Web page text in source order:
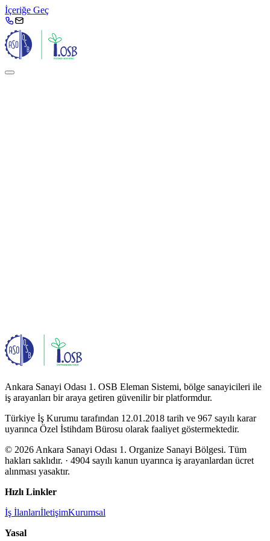
İçeriğe Geç
Ankara Sanayi Odası 1. OSB Eleman Sistemi, bölge sanayicileri ile
iş arayanları bir araya getiren güvenilir bir platformdur.
Türkiye İş Kurumu tarafından 12.01.2018 tarih ve 967 sayılı karar
uyarınca Özel İstihdam Bürosu olarak faaliyet göstermektedir.
© 2026 Ankara Sanayi Odası 1. Organize Sanayi Bölgesi. Tüm
hakları saklıdır. · 4904 sayılı kanun uyarınca iş arayanlardan ücret
alınması yasaktır.
Hızlı Linkler
İş İlanlarıİletişimKurumsal
Yasal